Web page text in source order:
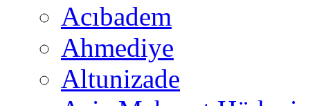
Acıbadem
Ahmediye
Altunizade